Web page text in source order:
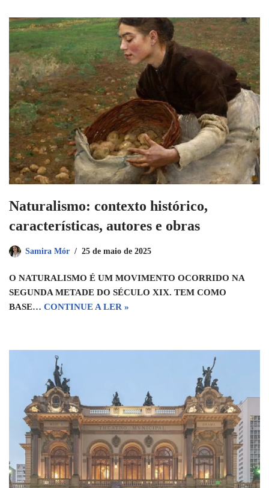
Naturalismo: contexto histórico,
características, autores e obras
Samira Mór 25 de maio de 2025
O NATURALISMO É UM MOVIMENTO OCORRIDO NA
SEGUNDA METADE DO SÉCULO XIX. TEM COMO
BASE… CONTINUE A LER »